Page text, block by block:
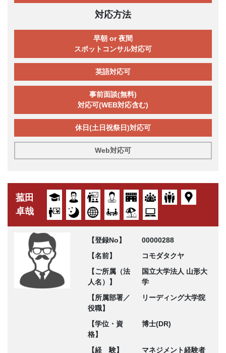
対応方法
早朝 or 夜間
スポットコンサル対応可
英語対応可
事前面談(無料)
対応可(WEB対応含む)
休日(土日祝祭日)対応可
Web対応可
菰田
卓哉
【登録No】
00000288
【名前】
コモダタクヤ
【ご所属（法
人名）】
国立大学法人 山形大
学
【所属部署／
役職】
リーディング大学院
【学位・資
格】
博士(DR)
【経 験】
マネジメント経験者